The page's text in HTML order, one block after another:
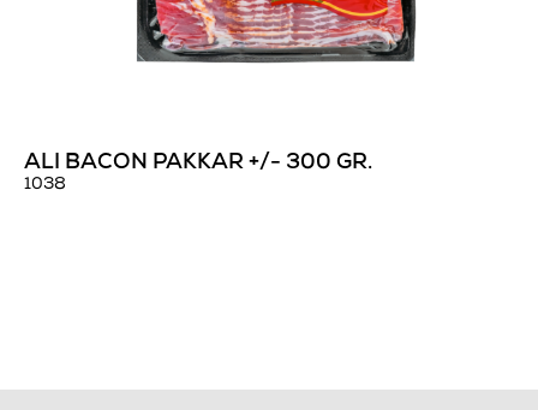
ALI BACON PAKKAR +/- 300 GR.
1038